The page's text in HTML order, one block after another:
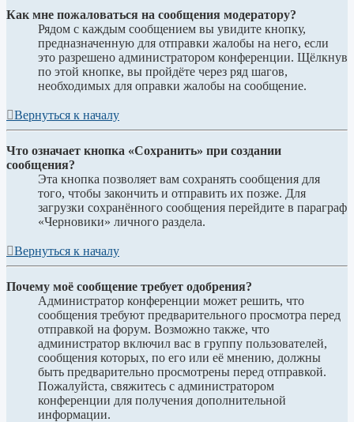
Как мне пожаловаться на сообщения модератору?
Рядом с каждым сообщением вы увидите кнопку,
предназначенную для отправки жалобы на него, если
это разрешено администратором конференции. Щёлкнув
по этой кнопке, вы пройдёте через ряд шагов,
необходимых для оправки жалобы на сообщение.
Вернуться к началу
Что означает кнопка «Сохранить» при создании
сообщения?
Эта кнопка позволяет вам сохранять сообщения для
того, чтобы закончить и отправить их позже. Для
загрузки сохранённого сообщения перейдите в параграф
«Черновики» личного раздела.
Вернуться к началу
Почему моё сообщение требует одобрения?
Администратор конференции может решить, что
сообщения требуют предварительного просмотра перед
отправкой на форум. Возможно также, что
администратор включил вас в группу пользователей,
сообщения которых, по его или её мнению, должны
быть предварительно просмотрены перед отправкой.
Пожалуйста, свяжитесь с администратором
конференции для получения дополнительной
информации.